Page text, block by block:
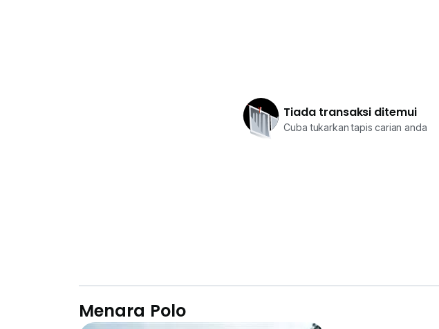
Tiada transaksi ditemui
Cuba tukarkan tapis carian anda
Menara Polo